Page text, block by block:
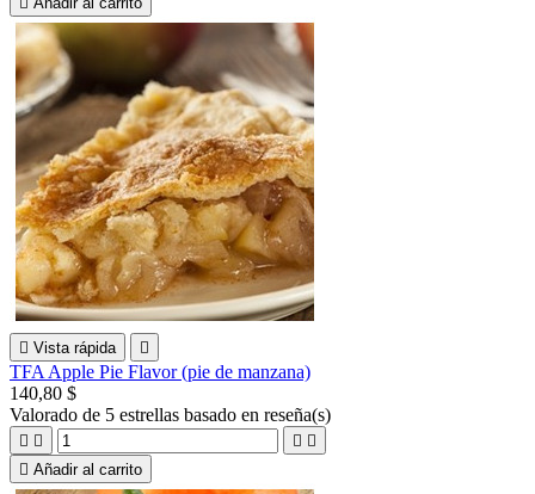
 Vista rápida 
TFA Apple Pie Flavor (pie de manzana)
140,80 $
Valorado de 5 estrellas basado en reseña(s)
   
 Añadir al carrito